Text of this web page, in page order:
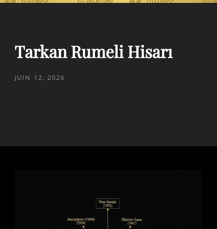
Tarkan Rumeli Hisarı
POSTED
JUIN 12, 2026